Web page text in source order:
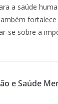
a saúde
se sobre a
e Saúde